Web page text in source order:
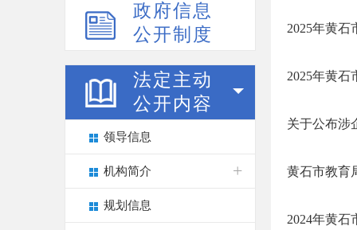
政府信息
公开制度
法定主动
公开内容
领导信息
机构简介
规划信息
2025年黄
2025年黄石
关于公布涉
黄石市教育
2024年黄石